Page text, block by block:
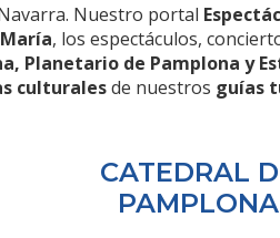
Nuestro portal
, los espectáculos,
Planetario de Pamplona y
culturalesde nuestros guías
CATEDRAL
PAMPLONA